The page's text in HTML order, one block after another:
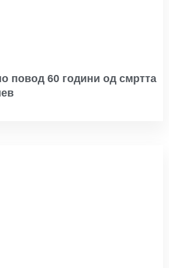
повод 60 години од смртта